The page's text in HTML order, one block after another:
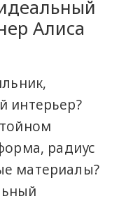
Алиса
интерьер?
радиус
материалы?